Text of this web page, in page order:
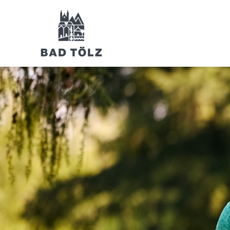
RUND UM BAD TÖLZ
Unterkünfte
Urlaubsangebote
Gruppenangebote
Camping und Wohnmobil
Ausflüge